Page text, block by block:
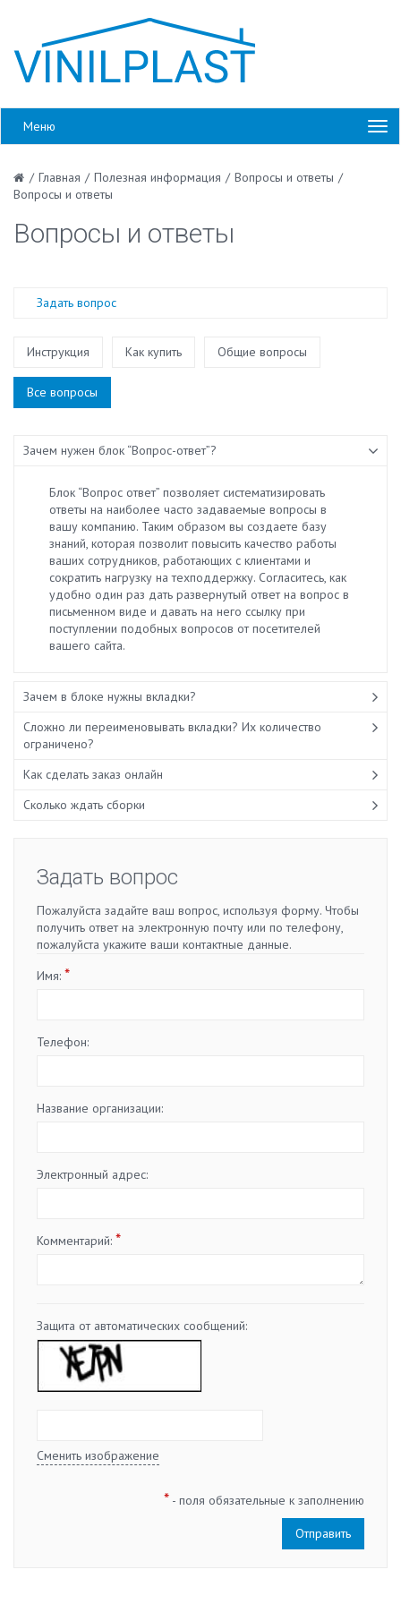
Меню
/ Главная / Полезная информация / Вопросы и ответы /
Вопросы и ответы
Вопросы и ответы
Задать вопрос
Инструкция Как купить Общие вопросы
Все вопросы
Зачем нужен блок “Вопрос-ответ”?
Блок “Вопрос ответ” позволяет систематизировать
ответы на наиболее часто задаваемые вопросы в
вашу компанию. Таким образом вы создаете базу
знаний, которая позволит повысить качество работы
ваших сотрудников, работающих с клиентами и
сократить нагрузку на техподдержку. Согласитесь, как
удобно один раз дать развернутый ответ на вопрос в
письменном виде и давать на него ссылку при
поступлении подобных вопросов от посетителей
вашего сайта.
Зачем в блоке нужны вкладки?
Сложно ли переименовывать вкладки? Их количество
ограничено?
Как сделать заказ онлайн
Сколько ждать сборки
Задать вопрос
Пожалуйста задайте ваш вопрос, используя форму. Чтобы
получить ответ на электронную почту или по телефону,
пожалуйста укажите ваши контактные данные.
Имя: *
Телефон:
Название организации:
Электронный адрес:
Комментарий: *
Защита от автоматических сообщений:
Сменить изображение
* - поля обязательные к заполнению